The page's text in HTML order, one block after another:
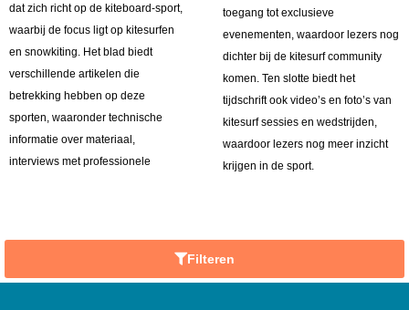
dat zich richt op de kiteboard-sport,
waarbij de focus ligt op kitesurfen
en snowkiting. Het blad biedt
verschillende artikelen die
betrekking hebben op deze
sporten, waaronder technische
informatie over materiaal,
interviews met professionele
toegang tot exclusieve
evenementen, waardoor lezers nog
dichter bij de kitesurf community
komen. Ten slotte biedt het
tijdschrift ook video’s en foto’s van
kitesurf sessies en wedstrijden,
waardoor lezers nog meer inzicht
krijgen in de sport.
Filteren